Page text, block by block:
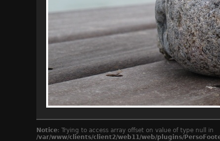
Notice: Trying to access array offset on value of type null in
/var/www/clients/client2/web11/web/plugins/